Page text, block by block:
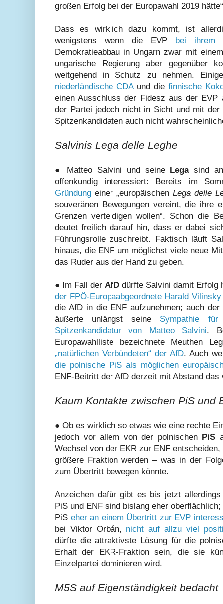
großen Erfolg bei der Europawahl 2019
Dass es wirklich dazu kommt, ist
wenigstens wenn die EVP bei ihrem
Demokratieabbau in Ungarn zwar mit
ungarische Regierung aber gegenüber
weitgehend in Schutz zu nehmen.
niederländische CDAund die finnische
einen Ausschluss der Fidesz aus der
der Partei jedoch nicht in Sicht und mit der
Spitzenkandidaten auch nicht
Salvinis Lega delle Leghe
● Matteo Salvini und seine Legasind
offenkundig interessiert: Bereits im
Gründung einer „europäischen Lega delle
souveränen Bewegungen vereint, die ihre
Grenzen verteidigen wollen“. Schon die
deutet freilich darauf hin, dass er dabei
Führungsrolle zuschreibt. Faktisch läuft
hinaus, die ENF um möglichst viele neue
das Ruder aus der Hand zu geben.
● Im Fall der AfD dürfte Salvini damit Erfolg
der FPÖ-Europaabgeordnete Harald
die AfD in die ENF aufzunehmen; auch der
äußerte unlängst seine Sympathie für
Spitzenkandidatur von Matteo Salvini.
Europawahlliste bezeichnete Meuthen
„natürlichen Verbündeten“ der AfD. Auch
die polnische PiS als möglichen
ENF-Beitritt der AfD derzeit mit Abstand
Kaum Kontakte zwischen PiS und
● Ob es wirklich so etwas wie eine rechte
jedoch vor allem von der polnischen PiS
Wechsel von der EKR zur ENF
größere Fraktion werden – was in der
zum Übertritt bewegen könnte.
Anzeichen dafür gibt es bis jetzt
PiS und ENF sind bislang eher
PiS eher an einem Übertritt zur EVP
bei Viktor Orbán, nicht auf allzu viel
dürfte die attraktivste Lösung für die
Erhalt der EKR-Fraktion sein, die sie
Einzelpartei dominieren wird.
M5S auf Eigenständigkeit bedacht